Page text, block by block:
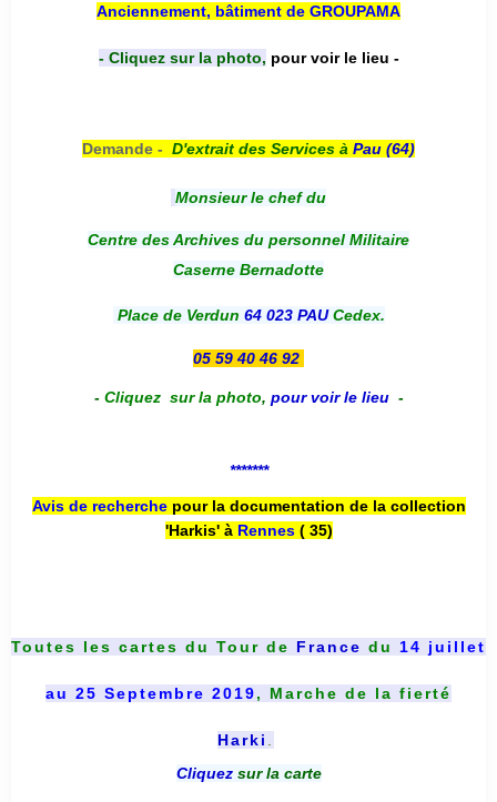
Anciennement, bâtiment de GROUPAMA
- Cliquez sur la photo, pour voir le lieu -
Demande - D'extrait des Services à Pau (64)
Monsieur le chef du
Centre des Archives du personnel Militaire
Caserne Bernadotte
Place de Verdun 64 023 PAUCedex.
05 59 40 46 92
- Cliquez sur la photo, pour voir le lieu -
*******
Avis de recherche pour la documentation de la collection
'Harkis' à Rennes( 35)
Toutes les cartes du Tour de France du 14 juillet
au 25 Septembre 2019, Marche de la fierté
Harki
Cliquez sur la carte